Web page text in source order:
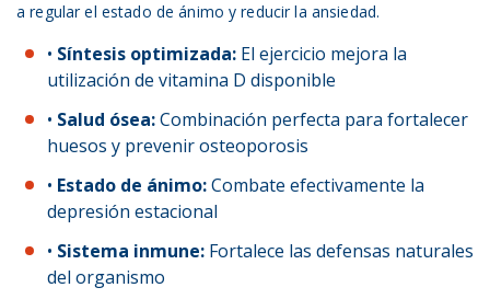
a regular el estado de ánimo y reducir la ansiedad.
• Síntesis optimizada: El ejercicio mejora la
utilización de vitamina D disponible
• Salud ósea:Combinación perfecta para fortalecer
huesos y prevenir osteoporosis
• Estado de ánimo:Combate efectivamente la
depresión estacional
• Sistema inmune: Fortalece las defensas naturales
del organismo